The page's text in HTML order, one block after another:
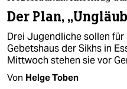
wahrheit
verlag
Der Plan,
Drei Jugendliche sollen
Gebetshaus der Sikhs in
Mittwoch stehen sie vor
Von Helge Toben